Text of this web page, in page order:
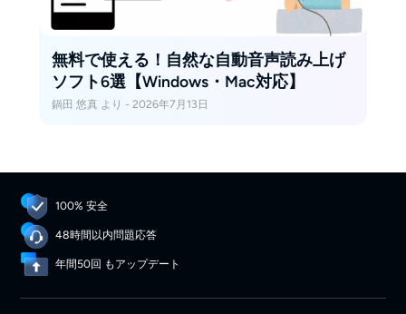
無料で使える！自然な自動音声読み上げ
ソフト6選【Windows・Mac対応】
鍋田 悠真 より - 2026年7月13日
100% 安全
48時間以内問題応答
年間50回 もアップデート